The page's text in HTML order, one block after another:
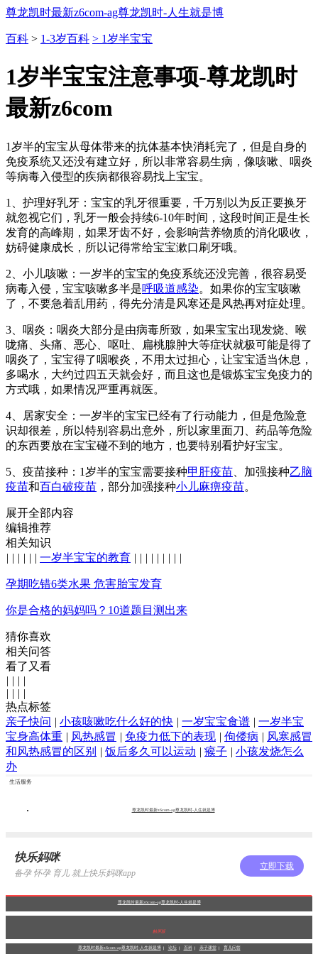
尊龙凯时最新z6com-ag尊龙凯时-人生就是博
百科 > 1-3岁百科 > 1岁半宝宝
1岁半宝宝注意事项-尊龙凯时
最新z6com
1岁半的宝宝从母体带来的抗体基本快消耗完了，但是自身的
免疫系统又还没有建立好，所以非常容易生病，像咳嗽、咽炎
等病毒入侵型的疾病都很容易找上宝宝。
1、护理好乳牙：宝宝的乳牙很重要，千万别以为反正要换牙
就忽视它们，乳牙一般会持续6-10年时间，这段时间正是生长
发育的高峰期，如果牙齿不好，会影响营养物质的消化吸收，
妨碍健康成长，所以记得常给宝宝漱口刷牙哦。
2、小儿咳嗽：一岁半的宝宝的免疫系统还没完善，很容易受
病毒入侵，宝宝咳嗽多半是呼吸道感染。如果你的宝宝咳嗽
了，不要急着乱用药，得先分清是风寒还是风热再对症处理。
3、咽炎：咽炎大部分是由病毒所致，如果宝宝出现发烧、喉
咙痛、头痛、恶心、呕吐、扁桃腺肿大等症状就极可能是得了
咽炎了，宝宝得了咽喉炎，不用太过担心，让宝宝适当休息，
多喝水，大约过四五天就会好，而且这也是锻炼宝宝免疫力的
方式哦，如果情况严重再就医。
4、居家安全：一岁半的宝宝已经有了行动能力，但是危险意
识却很差，所以特别容易出意外，所以家里面刀、药品等危险
的东西要放在宝宝碰不到的地方，也要特别看护好宝宝。
5、疫苗接种：1岁半的宝宝需要接种甲肝疫苗 、加强接种乙脑
疫苗和百白破疫苗 ，部分加强接种小儿麻痹疫苗。
展开全部内容
编辑推荐
相关知识
| | | | | | 一岁半宝宝的教育 | | | | | | | | |
孕期吃错6类水果 危害胎宝发育
你是合格的妈妈吗？10道题目测出来
猜你喜欢
相关问答
看了又看
| | | |
| | | |
热点标签
亲子快问 | 小孩咳嗽吃什么好的快 | 一岁宝宝食谱 | 一岁半宝
宝身高体重 | 风热感冒 | 免疫力低下的表现 | 佝偻病 | 风寒感冒
和风热感冒的区别 | 饭后多久可以运动 | 瘊子 | 小孩发烧怎么
办
生活服务
尊龙凯时最新z6com-ag尊龙凯时-人生就是博
快乐妈咪
备孕 怀孕 育儿 就上快乐妈咪app
立即下载
尊龙凯时最新z6com-ag尊龙凯时-人生就是博
触屏版
尊龙凯时最新z6com-ag尊龙凯时-人生就是博 论坛 百科 亲子课堂 育儿问答